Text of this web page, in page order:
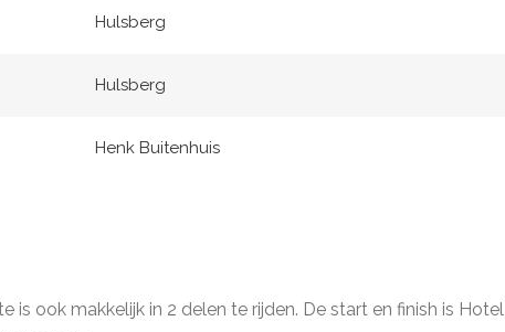
Hulsberg
Hulsberg
Henk Buitenhuis
is ook makkelijk in 2 delen te rijden. De start en finish is Hotel